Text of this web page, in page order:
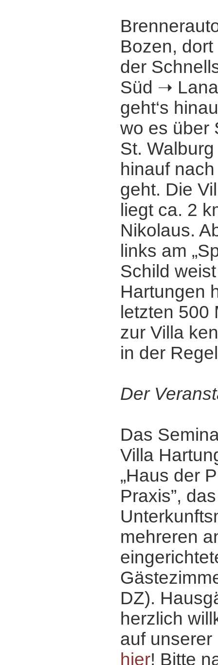
Bozen,
der
Süd ➝
geht‘s
wo es über
St.
hinauf
geht. Die
liegt ca. 2
Nikolaus.
links am
Schild
Hartungen
letzten 500
zur Villa
in der
Der
Das
Villa
„Haus der
Praxis”,
mehreren
DZ).
herzlich
auf unserer
hier! Bitte